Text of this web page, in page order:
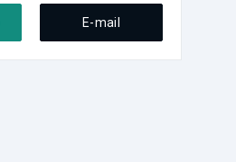
E-mail